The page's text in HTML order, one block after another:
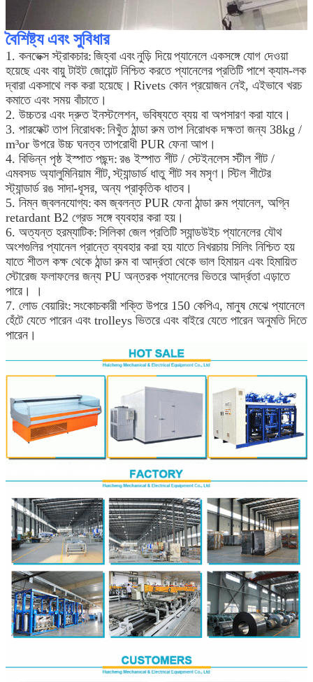
বৈশিষ্ট্য এবং সুবিধার
1. কনভেক্স স্ট্রাকচার: জিহ্বা এবংনুড়ি দিয়েপ্যানেলে একসঙ্গে যোগ দেওয়া
হয়েছে এবং বায়ু টাইট জোয়েন্ট নিশ্চিত করতে প্যানেলের প্রতিটি পাশে ক্যাম-লক
দ্বারা একসাথে লক করা হয়েছে। Rivets কোন প্রয়োজন নেই, এইভাবে খরচ
কমাতে এবং সময় বাঁচাতে।
2. উচ্চতর এবং দ্রুত ইনস্টলেশন, ভবিষ্যতে ব্যয় বা অপসারণ করা যাবে।
3. পারফেক্ট তাপ নিরোধক: নিখুঁত ঠান্ডা রুম তাপ নিরোধক দক্ষতা জন্য 38kg /
m³or উপরে উচ্চ ঘনত্ব তাপরোধী PUR ফেনা আপ।
4. বিভিন্ন পৃষ্ঠ ইস্পাত পছন্দ: রঙ ইস্পাত শীট / স্টেইনলেস স্টীল শীট /
এমবসড অ্যালুমিনিয়াম শীট, স্ট্যান্ডার্ড ধাতু শীট সব মসৃণ। স্টিল শীটের
স্ট্যান্ডার্ড রঙ সাদা-ধূসর, অন্য প্রাকৃতিক ধাতব।
5. নিম্ন জ্বলনযোগ্য: কম জ্বলন্ত PUR ফেনা ঠান্ডা রুম প্যানেল, অগ্নি
retardant B2 গ্রেড সঙ্গে ব্যবহার করা হয়।
6. অত্যন্ত হরম্যাটিক: সিলিকা জেল প্রতিটি স্যান্ডউইচ প্যানেলের যৌথ
অংশগুলির প্যানেল প্রান্তে ব্যবহার করা হয় যাতে নিখরচায় সিলিং নিশ্চিত হয়
যাতে শীতল কক্ষ থেকে ঠান্ডা রুম বা আর্দ্রতা থেকে ভাল হিমায়ন এবং হিমায়িত
স্টোরেজ ফলাফলের জন্য PU অন্তরক প্যানেলের ভিতরে আর্দ্রতা এড়াতে
পারে। ।
7. লোড বেয়ারিং: সংকোচকারী শক্তি উপরে 150 কেপিএ, মানুষ মেঝে প্যানেলে
হেঁটে যেতে পারেন এবং trolleys ভিতরে এবং বাইরে যেতে পারেন অনুমতি দিতে
পারেন।